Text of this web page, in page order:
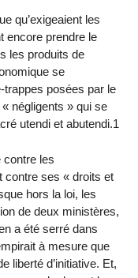
qu’exigeaient les
encore prendre le
les produits de
se
posées par le
négligents » qui se
utendi et abutendi.1
contre les
contre ses « droits et
hors la loi, les
de deux ministères,
a été serré dans
à mesure que
liberté d’initiative. Et,